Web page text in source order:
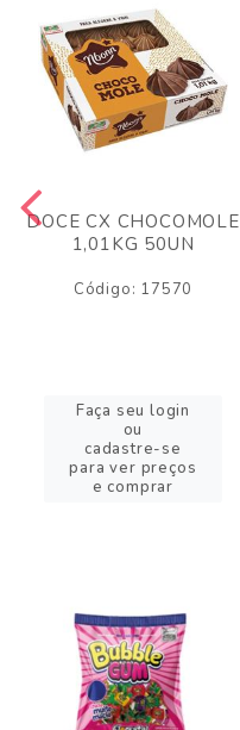
DOCE CX CHOCOMOLE
1,01KG 50UN
Código: 17570
Faça seu login
ou
cadastre-se
para ver preços
e comprar